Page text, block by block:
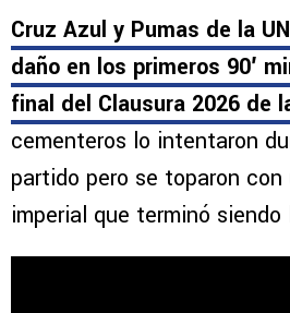
Cruz Azul y Pumas de la
daño en los primeros 90′
final del Clausura 2026 de
cementeros lo intentaron
partido pero se toparon
imperial que terminó